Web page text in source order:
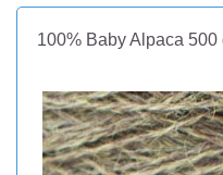
100% Baby Alpaca